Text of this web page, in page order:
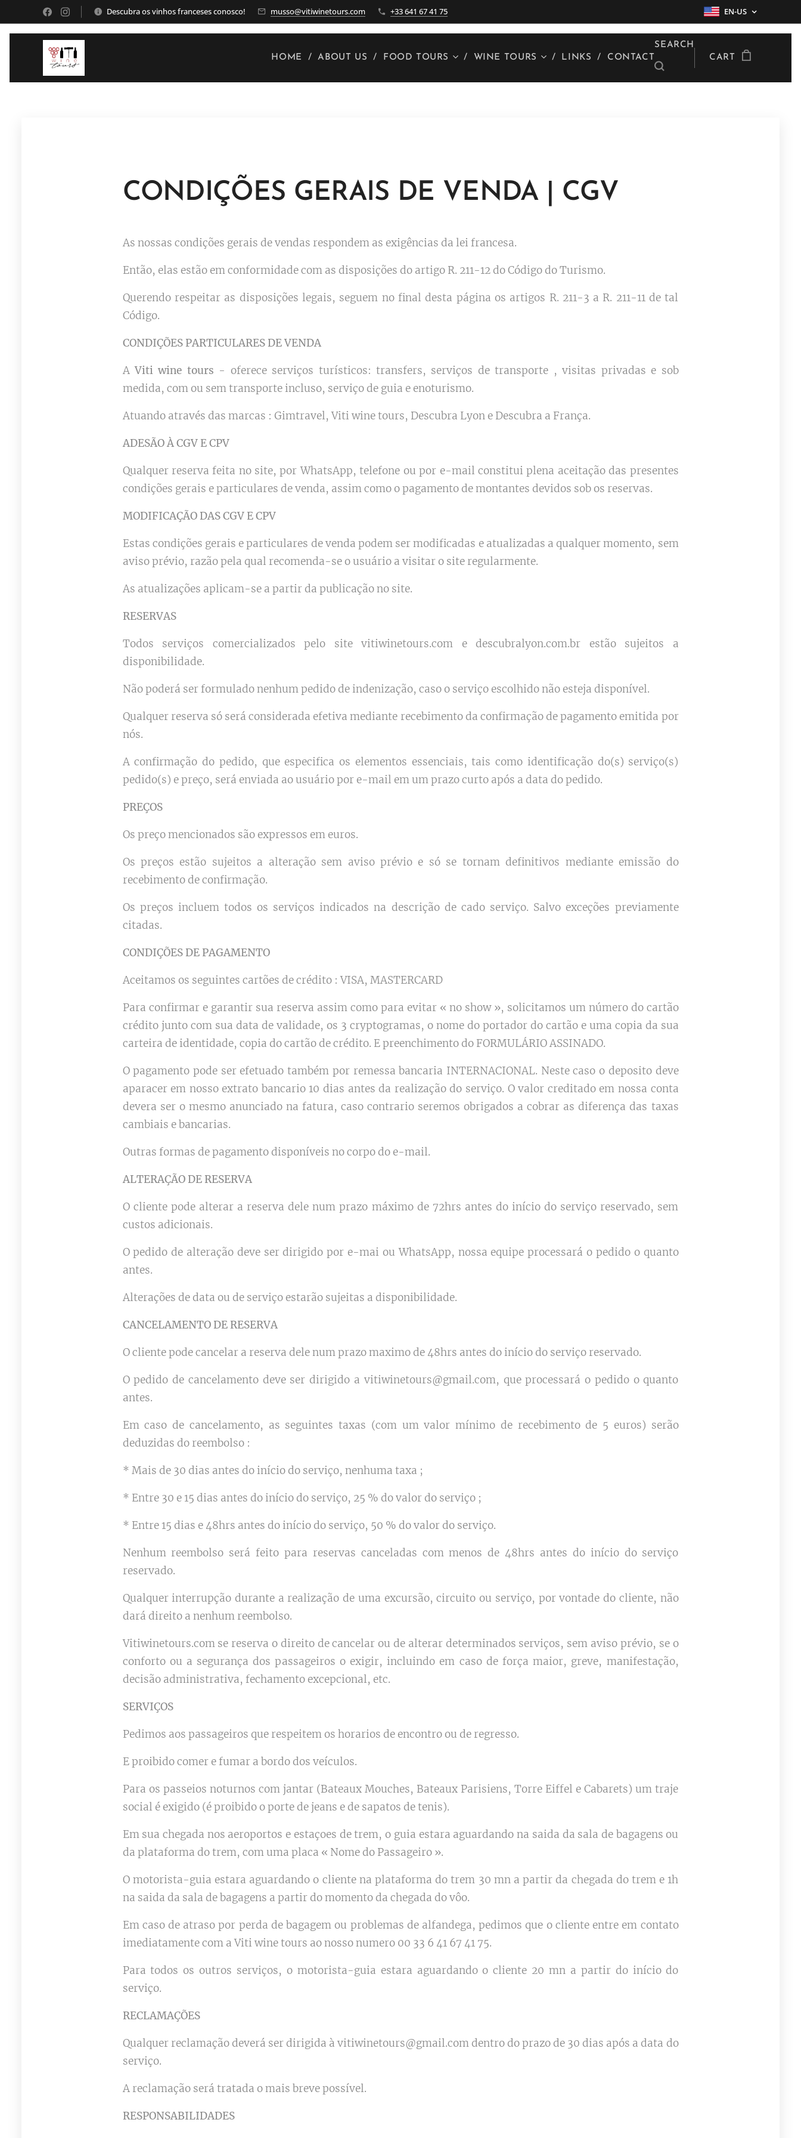
Descubra os vinhos franceses conosco! musso@vitiwinetours.com +33 641 67 41 75 EN-US
HOME ABOUT US FOOD TOURS WINE TOURS LINKS CONTACT
SEARCH
CART
CONDIÇÕES GERAIS DE VENDA | CGV
As nossas condições gerais de vendas respondem as exigências da lei francesa.
Então, elas estão em conformidade com as disposições do artigo R. 211-12 do Código do Turismo.
Querendo respeitar as disposições legais, seguem no final desta página os artigos R. 211-3 a R. 211-11 de tal
Código.
CONDIÇÕES PARTICULARES DE VENDA
AViti wine tours - oferece serviços turísticos: transfers, serviços de transporte , visitas privadas e sob
medida, com ou sem transporte incluso, serviço de guia e enoturismo.
Atuando através das marcas : Gimtravel, Viti wine tours, Descubra Lyon e Descubra a França.
ADESÃO À CGV E CPV
Qualquer reserva feita no site, por WhatsApp, telefone ou por e-mail constitui plena aceitação das presentes
condições gerais e particulares de venda, assim como o pagamento de montantes devidos sob os reservas.
MODIFICAÇÃO DAS CGV E CPV
Estas condições gerais e particulares de venda podem ser modificadas e atualizadas a qualquer momento, sem
aviso prévio, razão pela qual recomenda-se o usuário a visitar o site regularmente.
As atualizações aplicam-se a partir da publicação no site.
RESERVAS
Todos serviços comercializados pelo site vitiwinetours.com e descubralyon.com.br estão sujeitos a
disponibilidade.
Não poderá ser formulado nenhum pedido de indenização, caso o serviço escolhido não esteja disponível.
Qualquer reserva só será considerada efetiva mediante recebimento da confirmação de pagamento emitida por
nós.
A confirmação do pedido, que especifica os elementos essenciais, tais como identificação do(s) serviço(s)
pedido(s) e preço, será enviada ao usuário por e-mail em um prazo curto após a data do pedido.
PREÇOS
Os preço mencionados são expressos em euros.
Os preços estão sujeitos a alteração sem aviso prévio e só se tornam definitivos mediante emissão do
recebimento de confirmação.
Os preços incluem todos os serviços indicados na descrição de cado serviço. Salvo exceções previamente
citadas.
CONDIÇÕES DE PAGAMENTO
Aceitamos os seguintes cartões de crédito : VISA, MASTERCARD
Para confirmar e garantir sua reserva assim como para evitar « no show », solicitamos um número do cartão
crédito junto com sua data de validade, os 3 cryptogramas, o nome do portador do cartão e uma copia da sua
carteira de identidade, copia do cartão de crédito. E preenchimento do FORMULÁRIO ASSINADO.
O pagamento pode ser efetuado também por remessa bancaria INTERNACIONAL. Neste caso o deposito deve
aparacer em nosso extrato bancario 10 dias antes da realização do serviço. O valor creditado em nossa conta
devera ser o mesmo anunciado na fatura, caso contrario seremos obrigados a cobrar as diferença das taxas
cambiais e bancarias.
Outras formas de pagamento disponíveis no corpo do e-mail.
ALTERAÇÃO DE RESERVA
O cliente pode alterar a reserva dele num prazo máximo de 72hrs antes do início do serviço reservado, sem
custos adicionais.
O pedido de alteração deve ser dirigido por e-mai ou WhatsApp, nossa equipe processará o pedido o quanto
antes.
Alterações de data ou de serviço estarão sujeitas a disponibilidade.
CANCELAMENTO DE RESERVA
O cliente pode cancelar a reserva dele num prazo maximo de 48hrs antes do início do serviço reservado.
O pedido de cancelamento deve ser dirigido a vitiwinetours@gmail.com, que processará o pedido o quanto
antes.
Em caso de cancelamento, as seguintes taxas (com um valor mínimo de recebimento de 5 euros) serão
deduzidas do reembolso :
* Mais de 30 dias antes do início do serviço, nenhuma taxa ;
* Entre 30 e 15 dias antes do início do serviço, 25 % do valor do serviço ;
* Entre 15 dias e 48hrs antes do início do serviço, 50 % do valor do serviço.
Nenhum reembolso será feito para reservas canceladas com menos de 48hrs antes do início do serviço
reservado.
Qualquer interrupção durante a realização de uma excursão, circuito ou serviço, por vontade do cliente, não
dará direito a nenhum reembolso.
Vitiwinetours.com se reserva o direito de cancelar ou de alterar determinados serviços, sem aviso prévio, se o
conforto ou a segurança dos passageiros o exigir, incluindo em caso de força maior, greve, manifestação,
decisão administrativa, fechamento excepcional, etc.
SERVIÇOS
Pedimos aos passageiros que respeitem os horarios de encontro ou de regresso.
E proibido comer e fumar a bordo dos veículos.
Para os passeios noturnos com jantar (Bateaux Mouches, Bateaux Parisiens, Torre Eiffel e Cabarets) um traje
social é exigido (é proibido o porte de jeans e de sapatos de tenis).
Em sua chegada nos aeroportos e estaçoes de trem, o guia estara aguardando na saida da sala de bagagens ou
da plataforma do trem, com uma placa « Nome do Passageiro ».
O motorista-guia estara aguardando o cliente na plataforma do trem 30 mn a partir da chegada do trem e 1h
na saida da sala de bagagens a partir do momento da chegada do vôo.
Em caso de atraso por perda de bagagem ou problemas de alfandega, pedimos que o cliente entre em contato
imediatamente com a Viti wine tours ao nosso numero 00 33 6 41 67 41 75.
Para todos os outros serviços, o motorista-guia estara aguardando o cliente 20 mn a partir do início do
serviço.
RECLAMAÇÕES
Qualquer reclamação deverá ser dirigida à vitiwinetours@gmail.com dentro do prazo de 30 dias após a data do
serviço.
A reclamação será tratada o mais breve possível.
RESPONSABILIDADES